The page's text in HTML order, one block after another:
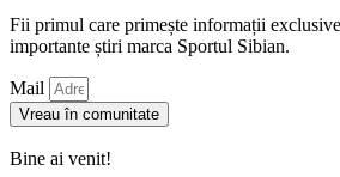
Fii primul care primește informații
importante știri marca Sportul Sibian.
Mail
Vreau în comunitate
Bine ai venit!